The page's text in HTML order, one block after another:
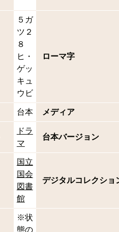
５ガ
ツ２
８
ヒ・
ゲッ
キュ
ウビ
ローマ字
台本 メディア
ドラ
マ
台本バージョン
国立
国会
図書
館
デジタルコレクショ
※状
態の